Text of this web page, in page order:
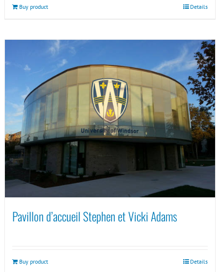
Buy product Details
Pavillon d’accueil Stephen et Vicki Adams
Buy product Details